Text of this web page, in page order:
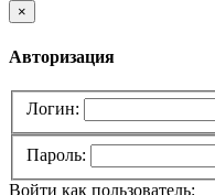
×
Авторизация
Логин:
Пароль:
Войти как пользователь: